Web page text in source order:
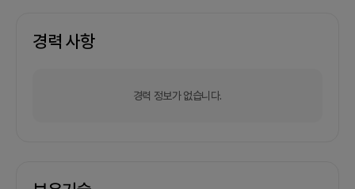
경력 사항
경력 정보가 없습니다.